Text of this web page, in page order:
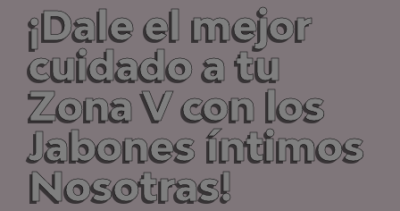
¡Dale el mejor
cuidado a tu
Zona V con los
Jabones íntimos
Nosotras!